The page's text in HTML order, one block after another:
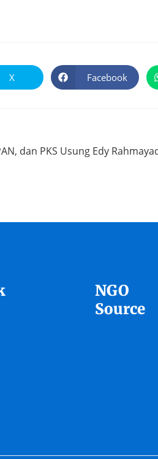
X Facebook
dan PKS Usung Edy
NGO
Source